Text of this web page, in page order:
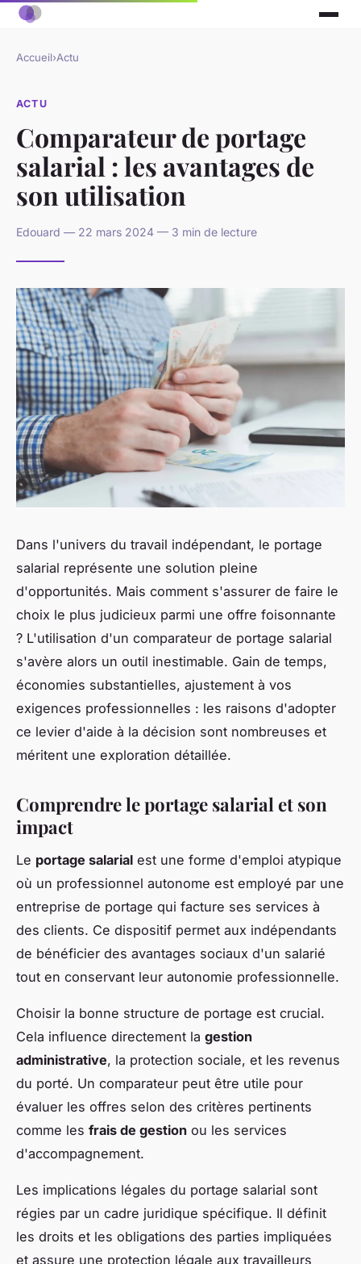
Accueil›Actu
ACTU
Comparateur de portage
salarial : les avantages de
son utilisation
Edouard — 22 mars 2024 — 3 min de lecture
Dans l'univers du travail indépendant, le portage
salarial représente une solution pleine
d'opportunités. Mais comment s'assurer de faire le
choix le plus judicieux parmi une offre foisonnante
? L'utilisation d'un comparateur de portage salarial
s'avère alors un outil inestimable. Gain de temps,
économies substantielles, ajustement à vos
exigences professionnelles : les raisons d'adopter
ce levier d'aide à la décision sont nombreuses et
méritent une exploration détaillée.
Comprendre le portage salarial et son
impact
Le portage salarial est une forme d'emploi atypique
où un professionnel autonome est employé par une
entreprise de portage qui facture ses services à
des clients. Ce dispositif permet aux indépendants
de bénéficier des avantages sociaux d'un salarié
tout en conservant leur autonomie professionnelle.
Choisir la bonne structure de portage est crucial.
Cela influence directement la gestion
administrative, la protection sociale, et les revenus
du porté. Un comparateur peut être utile pour
évaluer les offres selon des critères pertinents
comme les frais de gestion ou les services
d'accompagnement.
Les implications légales du portage salarial sont
régies par un cadre juridique spécifique. Il définit
les droits et les obligations des parties impliquées
et assure une protection légale aux travailleurs